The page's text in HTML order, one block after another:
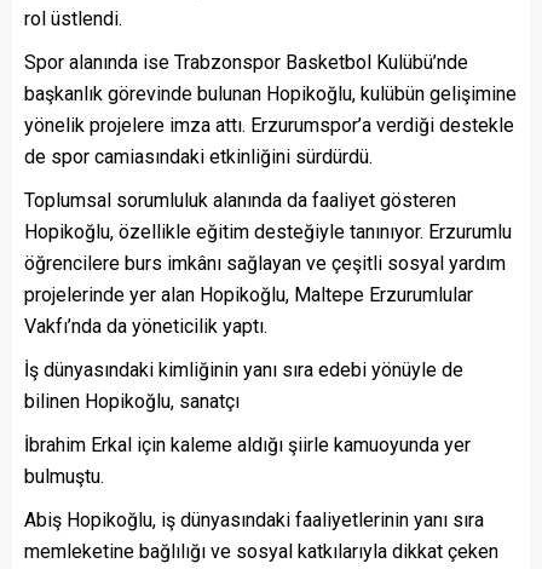
rol üstlendi.
Spor alanında ise Trabzonspor Basketbol Kulübü’nde
başkanlık görevinde bulunan Hopikoğlu, kulübün gelişimine
yönelik projelere imza attı. Erzurumspor’a verdiği destekle
de spor camiasındaki etkinliğini sürdürdü.
Toplumsal sorumluluk alanında da faaliyet gösteren
Hopikoğlu, özellikle eğitim desteğiyle tanınıyor. Erzurumlu
öğrencilere burs imkânı sağlayan ve çeşitli sosyal yardım
projelerinde yer alan Hopikoğlu, Maltepe Erzurumlular
Vakfı’nda da yöneticilik yaptı.
İş dünyasındaki kimliğinin yanı sıra edebi yönüyle de
bilinen Hopikoğlu, sanatçı
İbrahim Erkal için kaleme aldığı şiirle kamuoyunda yer
bulmuştu.
Abiş Hopikoğlu, iş dünyasındaki faaliyetlerinin yanı sıra
memleketine bağlılığı ve sosyal katkılarıyla dikkat çeken